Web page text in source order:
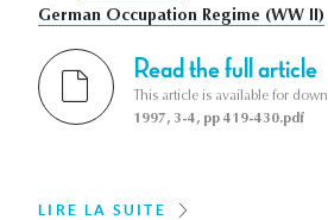
German Occupation Regime (WW II)
Read the full article
This article is available for
1997, 3-4, pp 419-430.pdf
LIRE LA SUITE